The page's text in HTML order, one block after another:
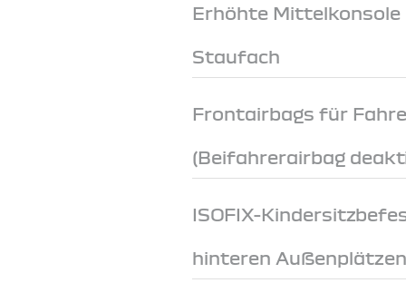
Erhöhte Mittelkonsole
Staufach
Frontairbags für
(Beifahrerairbag
ISOFIX-
hinteren